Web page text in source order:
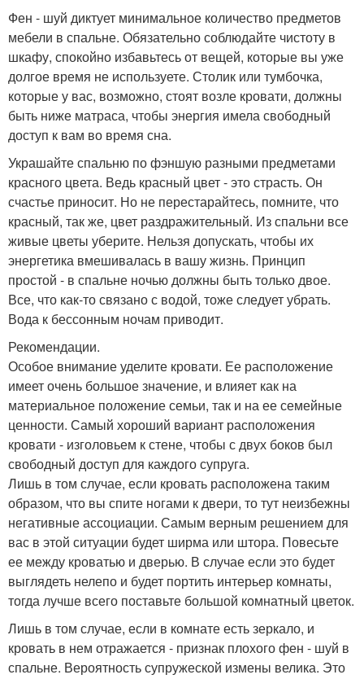
Фен - шуй диктует минимальное количество предметов
мебели в спальне. Обязательно соблюдайте чистоту в
шкафу, спокойно избавьтесь от вещей, которые вы уже
долгое время не используете. Столик или тумбочка,
которые у вас, возможно, стоят возле кровати, должны
быть ниже матраса, чтобы энергия имела свободный
доступ к вам во время сна.
Украшайте спальню по фэншую разными предметами
красного цвета. Ведь красный цвет - это страсть. Он
счастье приносит. Но не перестарайтесь, помните, что
красный, так же, цвет раздражительный. Из спальни все
живые цветы уберите. Нельзя допускать, чтобы их
энергетика вмешивалась в вашу жизнь. Принцип
простой - в спальне ночью должны быть только двое.
Все, что как-то связано с водой, тоже следует убрать.
Вода к бессонным ночам приводит.
Рекомендации.
Особое внимание уделите кровати. Ее расположение
имеет очень большое значение, и влияет как на
материальное положение семьи, так и на ее семейные
ценности. Самый хороший вариант расположения
кровати - изголовьем к стене, чтобы с двух боков был
свободный доступ для каждого супруга.
Лишь в том случае, если кровать расположена таким
образом, что вы спите ногами к двери, то тут неизбежны
негативные ассоциации. Самым верным решением для
вас в этой ситуации будет ширма или штора. Повесьте
ее между кроватью и дверью. В случае если это будет
выглядеть нелепо и будет портить интерьер комнаты,
тогда лучше всего поставьте большой комнатный цветок.
Лишь в том случае, если в комнате есть зеркало, и
кровать в нем отражается - признак плохого фен - шуй в
спальне. Вероятность супружеской измены велика. Это